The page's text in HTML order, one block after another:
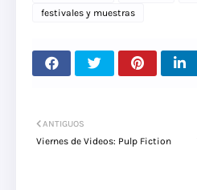
festivales y muestras
ANTIGUOS
Viernes de Videos: Pulp Fiction